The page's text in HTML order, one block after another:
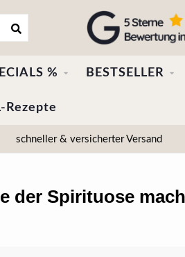
% BESTSELLER
Rezepte
schneller & versicherter Versand
der Spirituose